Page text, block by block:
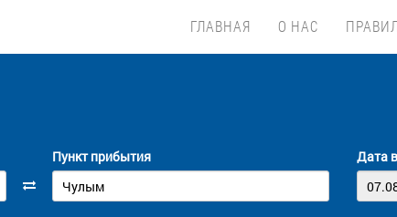
ГЛАВНАЯ О НАС
Пункт прибытия Дата